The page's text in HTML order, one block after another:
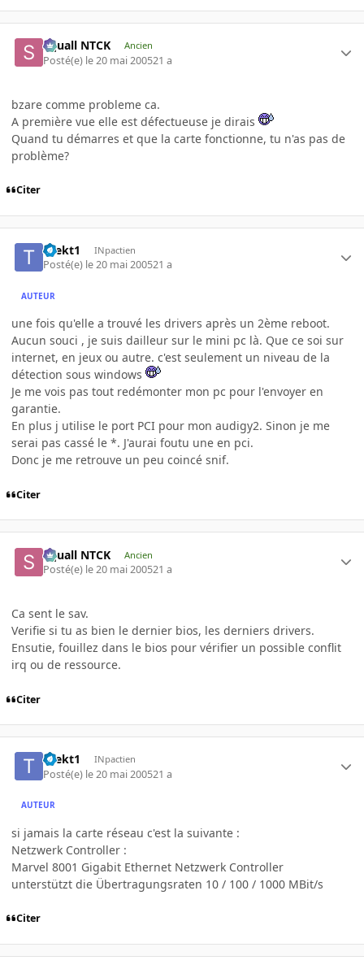
Squall NTCK Ancien
Posté(e) le 20 mai 200521 a
bzare comme probleme ca.
A première vue elle est défectueuse je dirais
Quand tu démarres et que la carte fonctionne, tu n'as pas de
problème?
Citer
thekt1 INpactien
Posté(e) le 20 mai 200521 a
AUTEUR
une fois qu'elle a trouvé les drivers après un 2ème reboot.
Aucun souci , je suis dailleur sur le mini pc là. Que ce soi sur
internet, en jeux ou autre. c'est seulement un niveau de la
détection sous windows
Je me vois pas tout redémonter mon pc pour l'envoyer en
garantie.
En plus j utilise le port PCI pour mon audigy2. Sinon je me
serai pas cassé le *. J'aurai foutu une en pci.
Donc je me retrouve un peu coincé snif.
Citer
Squall NTCK Ancien
Posté(e) le 20 mai 200521 a
Ca sent le sav.
Verifie si tu as bien le dernier bios, les derniers drivers.
Ensutie, fouillez dans le bios pour vérifier un possible conflit
irq ou de ressource.
Citer
thekt1 INpactien
Posté(e) le 20 mai 200521 a
AUTEUR
si jamais la carte réseau c'est la suivante :
Netzwerk Controller :
Marvel 8001 Gigabit Ethernet Netzwerk Controller
unterstützt die Übertragungsraten 10 / 100 / 1000 MBit/s
Citer